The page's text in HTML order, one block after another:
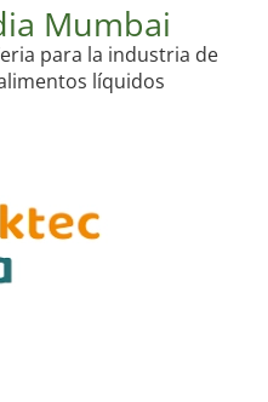
Mumbai
para la industria de
líquidos